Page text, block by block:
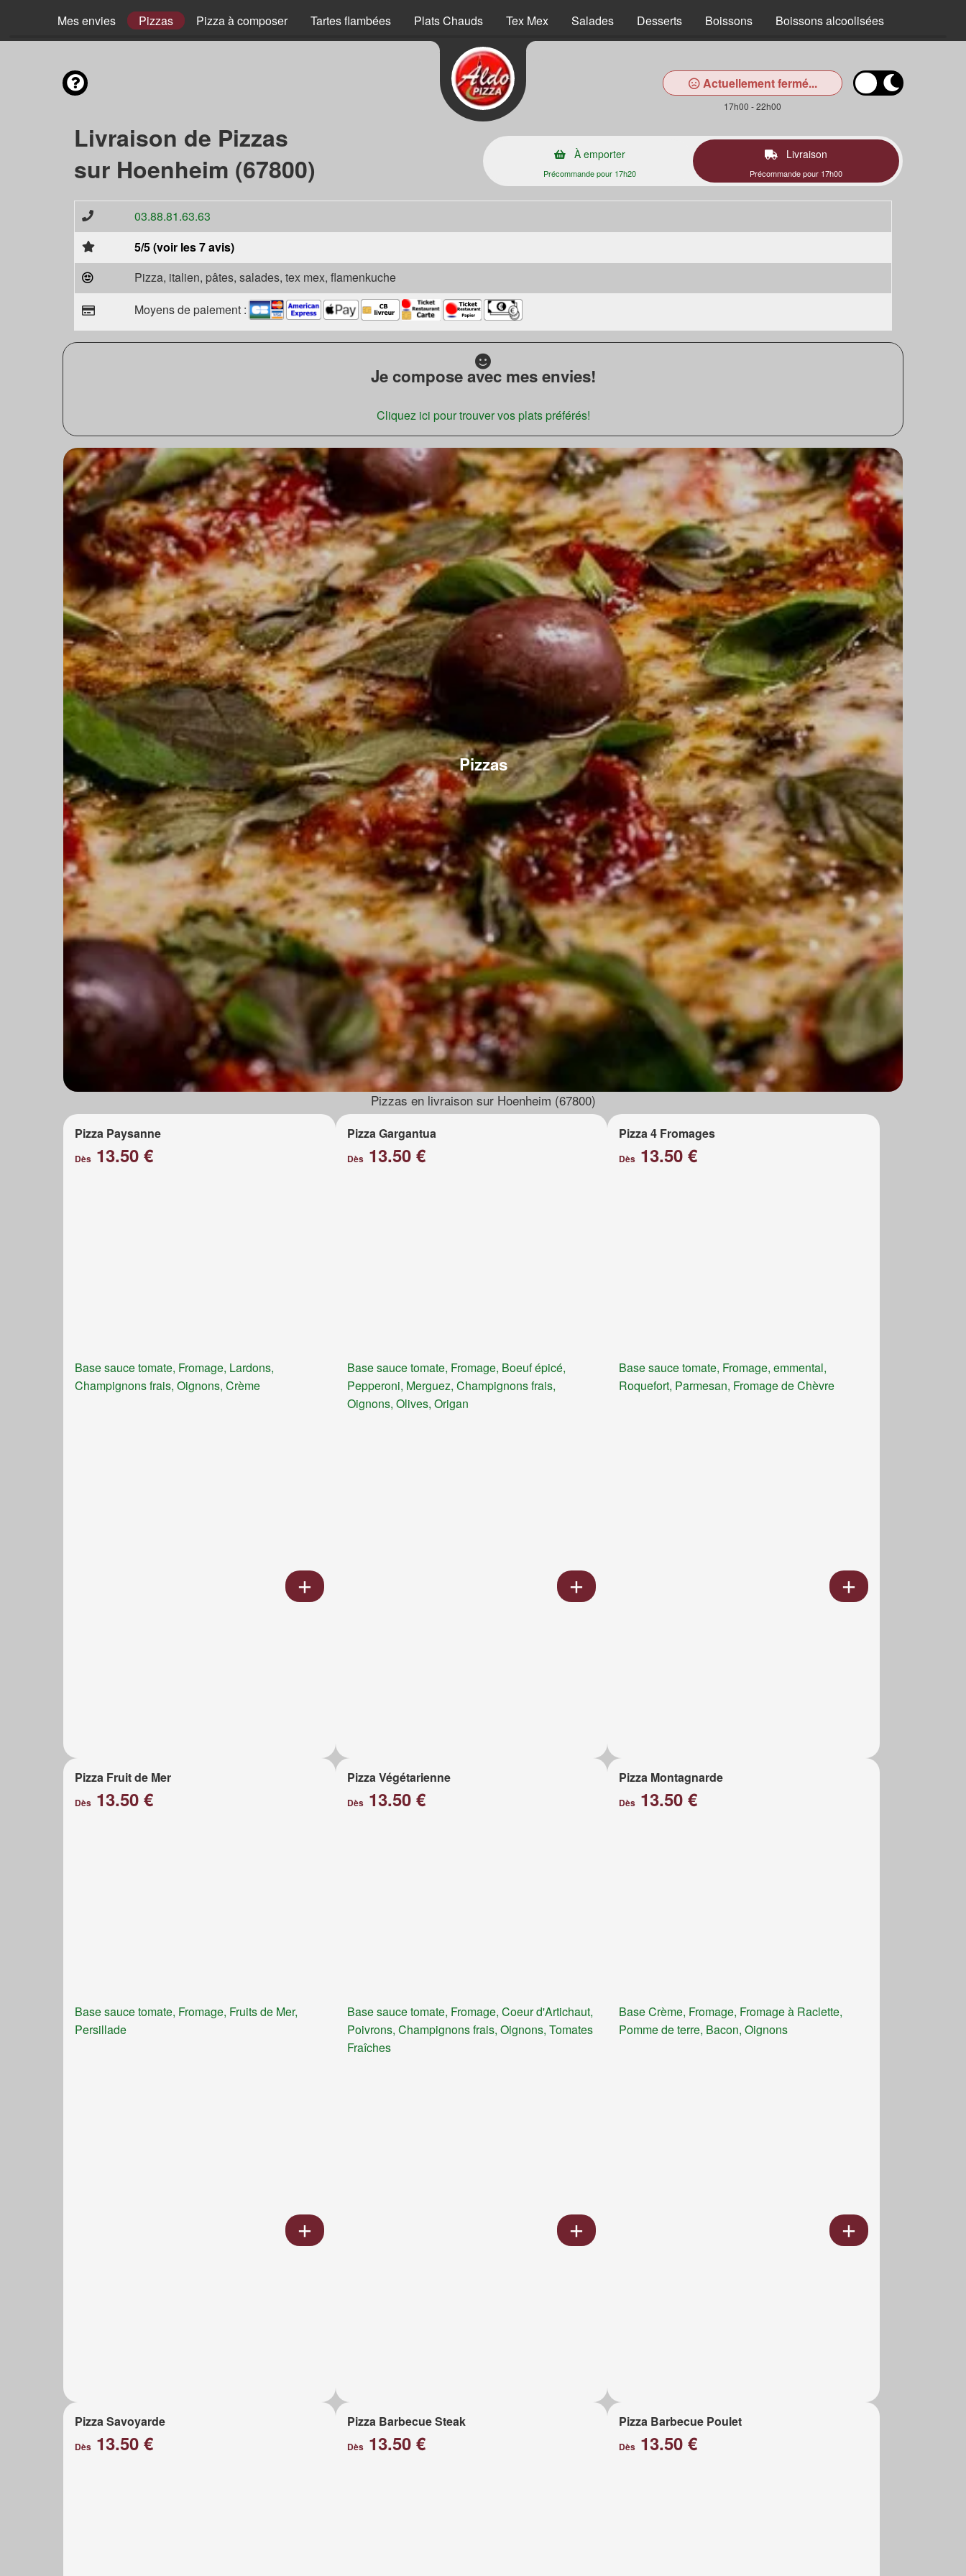
Mes envies Pizzas Pizza à composer Tartes flambées Plats Chauds Tex Mex Salades Desserts Boissons Boissons alcoolisées
Actuellement fermé...
17h00 - 22h00
Livraison de Pizzas
sur Hoenheim (67800)
À emporter
Précommande pour 17h20
Livraison
Précommande pour 17h00
03.88.81.63.63
5/5 (voir les 7 avis)
Pizza, italien, pâtes, salades, tex mex, flamenkuche
Moyens de paiement :
Je compose avec mes envies!
Cliquez ici pour trouver vos plats préférés!
Pizzas
Pizzas en livraison sur Hoenheim (67800)
Pizza Paysanne
Dès 13.50 €
Base sauce tomate, Fromage, Lardons,
Champignons frais, Oignons, Crème
Pizza Gargantua
Dès13.50 €
Base sauce tomate, Fromage, Boeuf épicé,
Pepperoni, Merguez, Champignons frais,
Oignons, Olives, Origan
Pizza 4 Fromages
Dès 13.50 €
Base sauce tomate, Fromage, emmental,
Roquefort, Parmesan, Fromage de Chèvre
Pizza Fruit de Mer
Dès 13.50 €
Base sauce tomate, Fromage, Fruits de Mer,
Persillade
Pizza Végétarienne
Dès13.50 €
Base sauce tomate, Fromage, Coeur d'Artichaut,
Poivrons, Champignons frais, Oignons, Tomates
Fraîches
Pizza Montagnarde
Dès 13.50 €
Base Crème, Fromage, Fromage à Raclette,
Pomme de terre, Bacon, Oignons
Pizza Savoyarde
Dès 13.50 €
Pizza Barbecue Steak
Dès13.50 €
Pizza Barbecue Poulet
Dès 13.50 €